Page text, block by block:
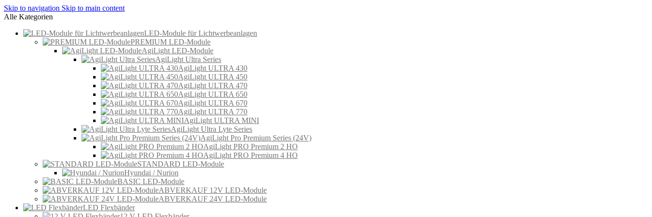
Skip to navigation Skip to main content
Alle Kategorien
LED-Module für Lichtwerbeanlagen
PREMIUM LED-Module
AgiLight LED-Module
AgiLight Ultra Series
AgiLight ULTRA 430
AgiLight ULTRA 450
AgiLight ULTRA 470
AgiLight ULTRA 650
AgiLight ULTRA 670
AgiLight ULTRA 770
AgiLight ULTRA MINI
AgiLight Ultra Lyte Series
AgiLight Pro Premium Series (24V)
AgiLight PRO Premium 2 HO
AgiLight PRO Premium 4 HO
STANDARD LED-Module
Hyundai / Nurion
BASIC LED-Module
ABVERKAUF 12V LED-Module
ABVERKAUF 24V LED-Module
LED Flexbänder